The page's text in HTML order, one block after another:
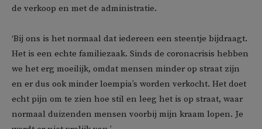
de verkoop en met de administratie.
‘Bij ons is het normaal dat iedereen een steentje bijdraagt.
Het is een echte familiezaak. Sinds de coronacrisis hebben
we het erg moeilijk, omdat mensen minder op straat zijn
en er dus ook minder loempia’s worden verkocht. Het doet
echt pijn om te zien hoe stil en leeg het is op straat, waar
normaal duizenden mensen voorbij mijn kraam lopen. Je